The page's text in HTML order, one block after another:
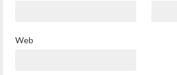
Web